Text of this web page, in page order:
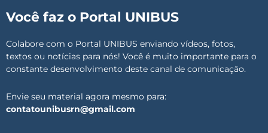
Você faz o Portal UNIBUS
Colabore com o Portal UNIBUS enviando vídeos, fotos,
textos ou notícias para nós! Você é muito importante para o
constante desenvolvimento deste canal de comunicação.
Envie seu material agora mesmo para:
contatounibusrn@gmail.com